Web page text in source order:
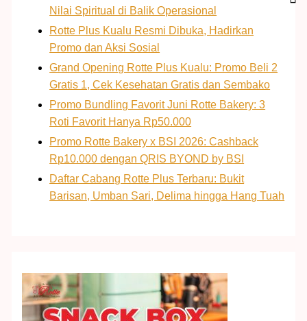
Nilai Spiritual di Balik Operasional
Rotte Plus Kualu Resmi Dibuka, Hadirkan
Promo dan Aksi Sosial
Grand Opening Rotte Plus Kualu: Promo Beli 2
Gratis 1, Cek Kesehatan Gratis dan Sembako
Promo Bundling Favorit Juni Rotte Bakery: 3
Roti Favorit Hanya Rp50.000
Promo Rotte Bakery x BSI 2026: Cashback
Rp10.000 dengan QRIS BYOND by BSI
Daftar Cabang Rotte Plus Terbaru: Bukit
Barisan, Umban Sari, Delima hingga Hang Tuah